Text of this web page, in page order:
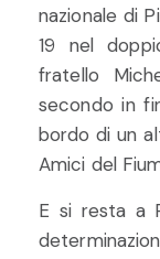
nazionale di
19 nel
fratello
secondo in
bordo di un
Amici del
E si resta a